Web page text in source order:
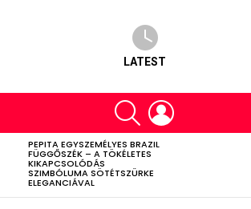
LATEST
SEARCH
PEPITA EGYSZEMÉLYES BRAZIL
FÜGGŐSZÉK – A TÖKÉLETES
KIKAPCSOLÓDÁS
SZIMBÓLUMA SÖTÉTSZÜRKE
ELEGANCIÁVAL